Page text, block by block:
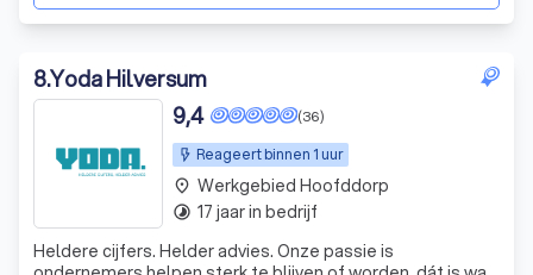
8.Yoda Hilversum
Reageert binnen 1 uur
(36)
9,4
Heldere cijfers. Helder advies. Onze passie is
place Werkgebied Hoofddorp
timelapse 17 jaar in bedrijf